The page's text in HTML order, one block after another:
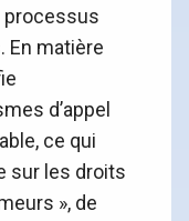
processus
En matière
d’appel
ce qui
sur les droits
», de